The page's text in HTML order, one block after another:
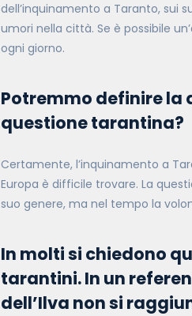
dell’inquinamento a Taranto, sui
umori nella città. Se è possibile
ogni giorno.
Potremmo definire la
questione tarantina?
Certamente, l’inquinamento a
Europa è difficile trovare. La
suo genere, ma nel tempo la
In molti si chiedono
tarantini. In un
dell’Ilva non si